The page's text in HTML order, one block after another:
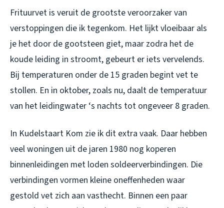
Frituurvet is veruit de grootste veroorzaker van
verstoppingen die ik tegenkom. Het lijkt vloeibaar als
je het door de gootsteen giet, maar zodra het de
koude leiding in stroomt, gebeurt er iets vervelends.
Bij temperaturen onder de 15 graden begint vet te
stollen. En in oktober, zoals nu, daalt de temperatuur
van het leidingwater ‘s nachts tot ongeveer 8 graden.
In Kudelstaart Kom zie ik dit extra vaak. Daar hebben
veel woningen uit de jaren 1980 nog koperen
binnenleidingen met loden soldeerverbindingen. Die
verbindingen vormen kleine oneffenheden waar
gestold vet zich aan vasthecht. Binnen een paar